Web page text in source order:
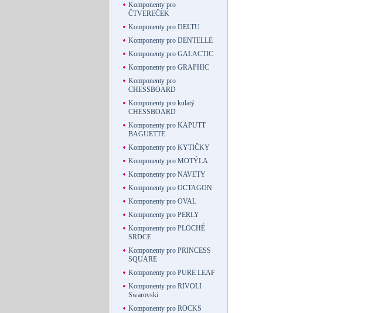
Komponenty pro
ČTVEREČEK
Komponenty pro DELTU
Komponenty pro DENTELLE
Komponenty pro GALACTIC
Komponenty pro GRAPHIC
Komponenty pro
CHESSBOARD
Komponenty pro kulatý
CHESSBOARD
Komponenty pro KAPUTT
BAGUETTE
Komponenty pro KYTIČKY
Komponenty pro MOTÝLA
Komponenty pro NAVETY
Komponenty pro OCTAGON
Komponenty pro OVAL
Komponenty pro PERLY
Komponenty pro PLOCHÉ
SRDCE
Komponenty pro PRINCESS
SQUARE
Komponenty pro PURE LEAF
Komponenty pro RIVOLI
Swarovski
Komponenty pro ROCKS